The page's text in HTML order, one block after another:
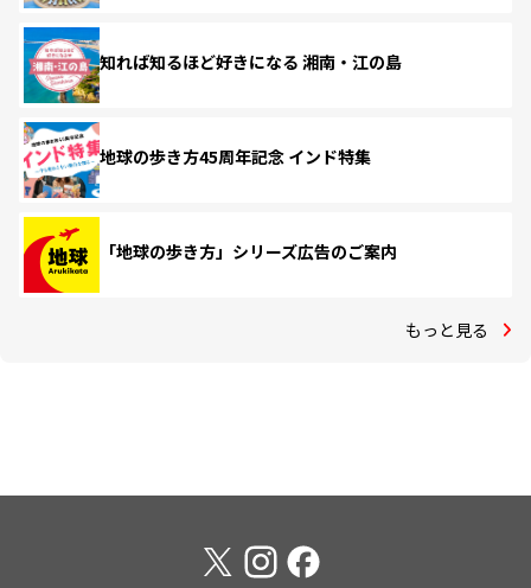
知れば知るほど好きになる 湘南・江の島
地球の歩き方45周年記念 インド特集
「地球の歩き方」シリーズ広告のご案内
もっと見る